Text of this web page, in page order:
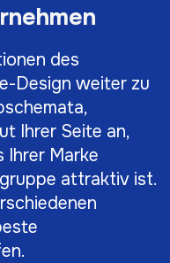
des
Design weiter zu
Ihrer Seite an,
Ihrer Marke
attraktiv ist.